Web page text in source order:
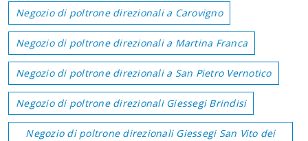
Negozio di poltrone direzionali a Carovigno
Negozio di poltrone direzionali a Martina Franca
Negozio di poltrone direzionali a San Pietro Vernotico
Negozio di poltrone direzionali Giessegi Brindisi
Negozio di poltrone direzionali Giessegi San Vito dei